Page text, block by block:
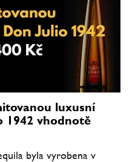
luxusní
1942 vhodnotě
byla vyrobena v